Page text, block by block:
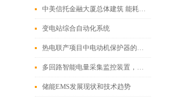
中美信托金融大厦总体建筑 能耗管理系统的设计与应用
变电站综合自动化系统
热电联产项目中电动机保护器的应用
多回路智能电量采集监控装置，助力节能减排
储能EMS发展现状和技术趋势